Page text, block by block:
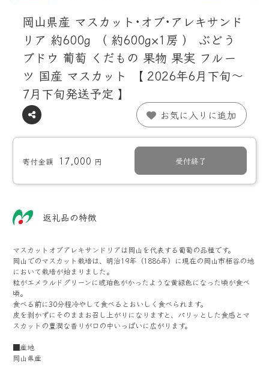
岡山県産 マスカット･オブ･アレキサンド
リア 約600g （ 約600g×1房 ） ぶどう
ブドウ 葡萄 くだもの 果物 果実 フルー
ツ 国産 マスカット 【 2026年6月下旬～
7月下旬発送予定 】
お気に入りに追加
寄付金額 17,000 円 受付終了
返礼品の特徴
マスカットオブアレキサンドリアは岡山を代表する葡萄の品種です。
岡山でのマスカット栽培は、明治19年（1886年）に現在の岡山市栢谷の地
において栽培が始まりました。
粒がエメラルドグリーンに琥珀色がかったような黄緑色になった頃が食べ
頃。
食べる前に30分程冷やして食べるとおいしく食べられます。
皮を剥かずにそのままお召し上がりになりますと、パリッとした食感とマ
スカットの豊潤な香りが口の中いっぱいに広がります。
■産地
岡山県産